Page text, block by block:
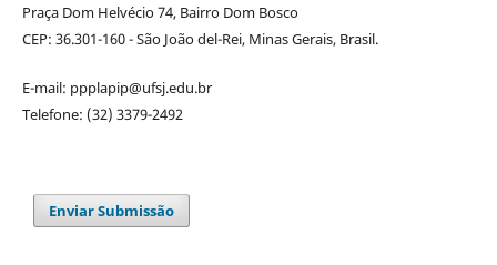
Praça Dom Helvécio 74, Bairro Dom Bosco
CEP: 36.301-160 - São João del-Rei, Minas Gerais, Brasil.
E-mail: ppplapip@ufsj.edu.br
Telefone: (32) 3379-2492
Enviar Submissão